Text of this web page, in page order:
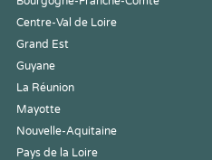
Centre-Val de Loire
Grand Est
Guyane
La Réunion
Mayotte
Nouvelle-Aquitaine
Pays de la Loire